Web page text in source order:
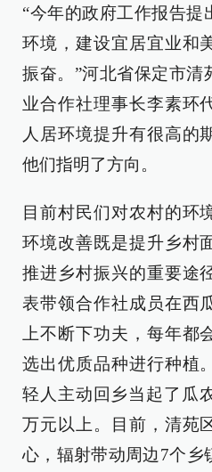
“今年的政府工作报告提
环境，建设宜居宜业和
振奋。”河北省保定市清
业合作社理事长李素环
人居环境提升有很高的
他们指明了方向。
目前村民们对农村的环
环境改善既是提升乡村
推进乡村振兴的重要途
表带领合作社成员在西
上不断下功夫，每年都
选出优质品种进行种植
轻人主动回乡当起了瓜
万元以上。目前，清苑
心，辐射带动周边7个乡